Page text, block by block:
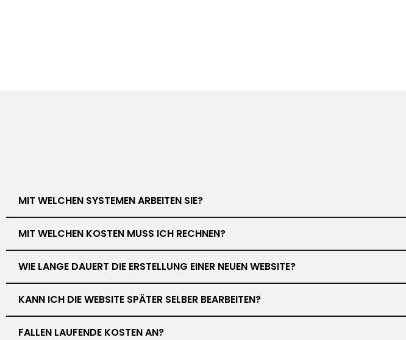
MIT WELCHEN SYSTEMEN ARBEITEN SIE?
MIT WELCHEN KOSTEN MUSS ICH RECHNEN?
WIE LANGE DAUERT DIE ERSTELLUNG EINER NEUEN WEBSITE?
KANN ICH DIE WEBSITE SPÄTER SELBER BEARBEITEN?
FALLEN LAUFENDE KOSTEN AN?